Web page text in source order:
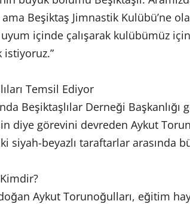
Beşiktaş Jimnastik Kulübü’ne
içinde çalışarak kulübümüz
istiyoruz.”
Temsil Ediyor
Beşiktaşlılar Derneği
diye görevini devreden Aykut
siyah-beyazlı taraftarlar arasında
doğan Aykut Torunoğulları, eğitim